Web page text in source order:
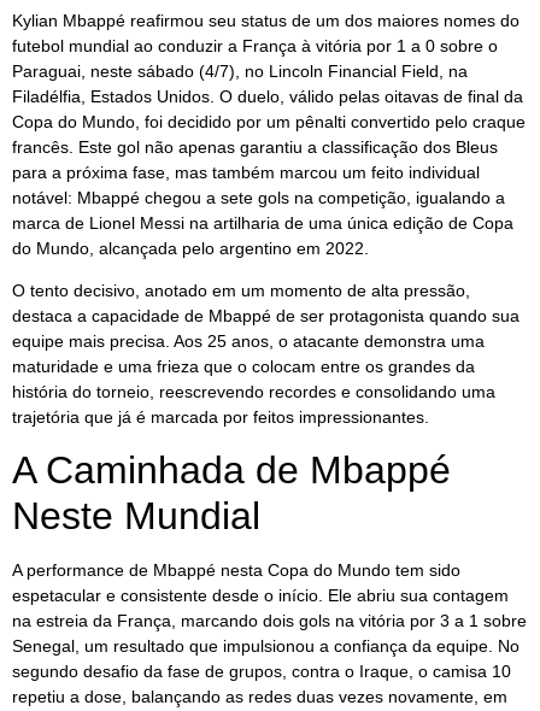
Kylian Mbappé reafirmou seu status de um dos maiores nomes do
futebol mundial ao conduzir a França à vitória por 1 a 0 sobre o
Paraguai, neste sábado (4/7), no Lincoln Financial Field, na
Filadélfia, Estados Unidos. O duelo, válido pelas oitavas de final da
Copa do Mundo, foi decidido por um pênalti convertido pelo craque
francês. Este gol não apenas garantiu a classificação dos Bleus
para a próxima fase, mas também marcou um feito individual
notável: Mbappé chegou a sete gols na competição, igualando a
marca de Lionel Messi na artilharia de uma única edição de Copa
do Mundo, alcançada pelo argentino em 2022.
O tento decisivo, anotado em um momento de alta pressão,
destaca a capacidade de Mbappé de ser protagonista quando sua
equipe mais precisa. Aos 25 anos, o atacante demonstra uma
maturidade e uma frieza que o colocam entre os grandes da
história do torneio, reescrevendo recordes e consolidando uma
trajetória que já é marcada por feitos impressionantes.
A Caminhada de Mbappé
Neste Mundial
A performance de Mbappé nesta Copa do Mundo tem sido
espetacular e consistente desde o início. Ele abriu sua contagem
na estreia da França, marcando dois gols na vitória por 3 a 1 sobre
Senegal, um resultado que impulsionou a confiança da equipe. No
segundo desafio da fase de grupos, contra o Iraque, o camisa 10
repetiu a dose, balançando as redes duas vezes novamente, em